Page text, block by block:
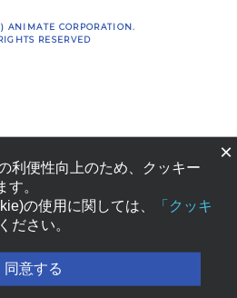
ANIMATE CORPORATION.
RESERVED
×
利便性向上のため、クッキー
。
の使用に関しては、
「クッキ
ださい。
同意する